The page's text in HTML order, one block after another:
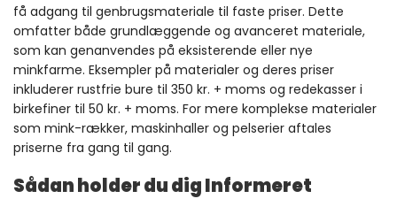
få adgang til genbrugsmateriale til faste priser. Dette
omfatter både grundlæggende og avanceret materiale,
som kan genanvendes på eksisterende eller nye
minkfarme. Eksempler på materialer og deres priser
inkluderer rustfrie bure til 350 kr. + moms og redekasser i
birkefiner til 50 kr. + moms. For mere komplekse materialer
som mink-rækker, maskinhaller og pelserier aftales
priserne fra gang til gang.
Sådan holder du dig Informeret